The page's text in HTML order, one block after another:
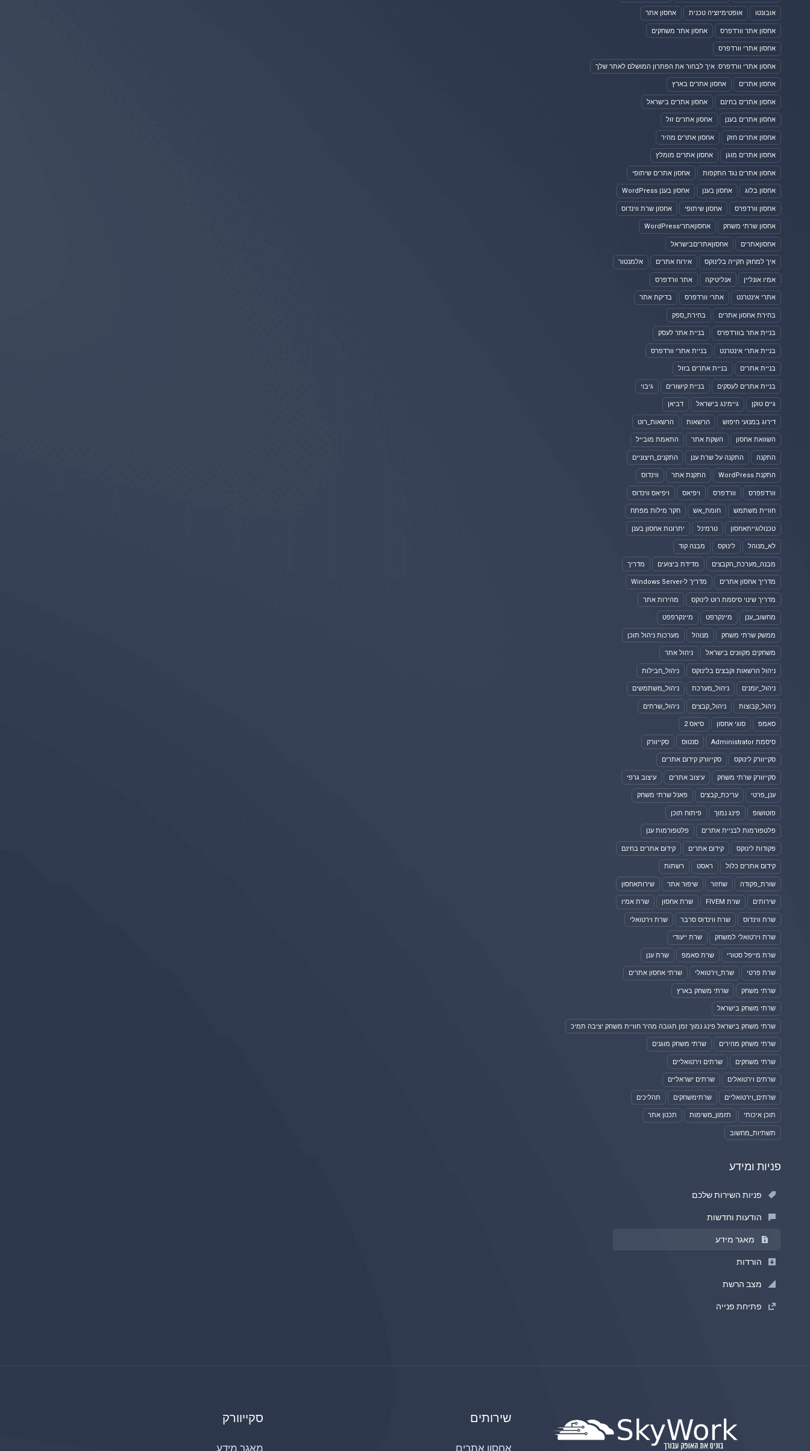
אובונטו אופטימיזציה טכנית אחסון אתר
אחסון אתר וורדפרס אחסון אתר משחקים
אחסון אתרי וורדפרס
אחסון אתרי וורדפרס: איך לבחור את הפתרון המושלם לאתר שלך
אחסון אתרים אחסון אתרים בארץ
אחסון אתרים בחינם אחסון אתרים בישראל
אחסון אתרים בענן אחסון אתרים זול
אחסון אתרים חזק אחסון אתרים מהיר
אחסון אתרים מוגן אחסון אתרים מומלץ
אחסון אתרים נגד התקפות אחסון אתרים שיתופי
אחסון בלוג אחסון בענן אחסון בענן WordPress
אחסון וורדפרס אחסון שיתופי אחסון שרת ווינדוס
אחסון שרתי משחק אחסוןאתריWordPress
אחסוןאתרים אחסוןאתריםבישראל
איך למחוק תקייה בלינוקס אירוח אתרים אלמנטור
אמיו אונליין אנליטיקה אתר וורדפרס
אתרי אינטרנט אתרי וורדפרס בדיקת אתר
בחירת אחסון אתרים בחירת_ספק
בניית אתר בוורדפרס בניית אתר לעסק
בניית אתרי אינטרנט בניית אתרי וורדפרס
בניית אתרים בניית אתרים בזול
בניית אתרים לעסקים בניית קישורים גיבוי
גיים טוקן גיימינג בישראל דביאן
דירוג במנועי חיפוש הרשאות הרשאות_רוט
השוואת אחסון השקת אתר התאמת מובייל
התקנה התקנה על שרת ענן התקנים_חיצוניים
התקנת WordPress התקנת אתר ווינדוס
וורדפפרס וורדפרס ויפיאס ויפיאס ווינדוס
חוויית משתמש חומת_אש חקר מילות מפתח
טכנולוגייתאחסון טרמינל יתרונות אחסון בענן
לא_מנוהל לינוקס מבנה קוד
מבנה_מערכת_הקבצים מדידת ביצועים מדריך
מדריך אחסון אתרים מדריך ל-Windows Server
מדריך שינוי סיסמת רוט לינוקס מהירות אתר
מחשוב_ענן מיינקרפט מיינקרפפט
ממשק שרתי משחק מנוהל מערכות ניהול תוכן
משחקים מקוונים בישראל ניהול אתר
ניהול הרשאות וקבצים בלינוקס ניהול_חבילות
ניהול_יומנים ניהול_מערכת ניהול_משתמשים
ניהול_קבוצות ניהול_קבצים ניהול_שרתים
סאמפ סוגי אחסון סיאס 2
סיסמת Administrator סנטוס סקייוורק
סקייוורק לינוקס סקייוורק קידום אתרים
סקייוורק שרתי משחק עיצוב אתרים עיצוב גרפי
ענן_פרטי עריכת_קבצים פאנל שרתי משחק
פוטושופ פינג נמוך פיתוח תוכן
פלטפורמות לבניית אתרים פלטפורמות ענן
פקודות לינוקס קידום אתרים קידום אתרים בחינם
קידום אתרים כלול ראסט רשתות
שורת_פקודה שחזור שיפור אתר שירותאחסון
שירותים שרת FIVEM שרת אחסון שרת אמיו
שרת ווינדוס שרת ווינדוס סרבר שרת וירטואלי
שרת וירטואלי למשחק שרת ייעודי
שרת מייפל סטורי שרת סאמפ שרת ענן
שרת פרטי שרת_וירטואלי שרתי אחסון אתרים
שרתי משחק שרתי משחק בארץ
שרתי משחק בישראל
שרתי משחק בישראל פינג נמוך זמן תגובה מהיר חוויית משחק יציבה תמיכ
שרתי משחק מהירים שרתי משחק מוגנים
שרתי משחקים שרתים וירטואליים
שרתים וירטואלים שרתים ישראליים
שרתים_וירטואליים שרתימשחקים תהליכים
תוכן איכותי תזמון_משימות תכנון אתר
תשתיות_מחשוב
פניות ומידע
פניות השירות שלכם
הודעות וחדשות
מאגר מידע
הורדות
מצב הרשת
פתיחת פנייה
שירותים
אחסון אתרים
סקייוורק
מאגר מידע